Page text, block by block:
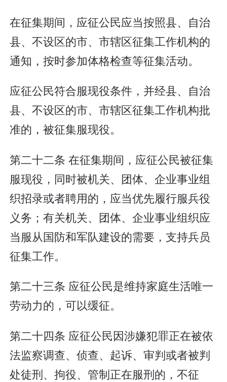
在征集期间，应征公民应当按照县、自治
县、不设区的市、市辖区征集工作机构的
通知，按时参加体格检查等征集活动。
应征公民符合服现役条件，并经县、自治
县、不设区的市、市辖区征集工作机构批
准的，被征集服现役。
第二十二条 在征集期间，应征公民被征集
服现役，同时被机关、团体、企业事业组
织招录或者聘用的，应当优先履行服兵役
义务；有关机关、团体、企业事业组织应
当服从国防和军队建设的需要，支持兵员
征集工作。
第二十三条 应征公民是维持家庭生活唯一
劳动力的，可以缓征。
第二十四条 应征公民因涉嫌犯罪正在被依
法监察调查、侦查、起诉、审判或者被判
处徒刑、拘役、管制正在服刑的，不征